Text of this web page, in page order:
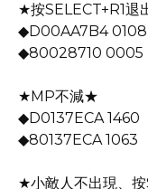
★按SELECT+R1退
◆D00AA7B4 0108
◆80028710 0005
★MP不減★
◆D0137ECA 1460
◆80137ECA 1063
★小敵人不出現、